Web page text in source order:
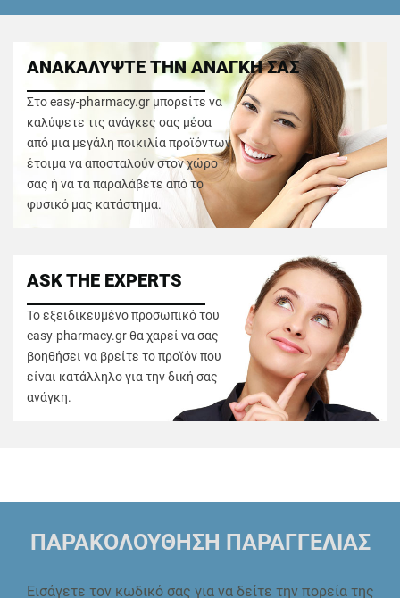
ΑΝΑΚΑΛΥΨΤΕ ΤΗΝ ΑΝΑΓΚΗ ΣΑΣ
Στο easy-pharmacy.gr μπορείτε να
καλύψετε τις ανάγκες σας μέσα
από μια μεγάλη ποικιλία προϊόντων
έτοιμα να αποσταλούν στον χώρο
σας ή να τα παραλάβετε από το
φυσικό μας κατάστημα.
ASK THE EXPERTS
Το εξειδικευμένο προσωπικό του
easy-pharmacy.gr θα χαρεί να σας
βοηθήσει να βρείτε το προϊόν που
είναι κατάλληλο για την δική σας
ανάγκη.
ΠΑΡΑΚΟΛΟΥΘΗΣΗ ΠΑΡΑΓΓΕΛΙΑΣ
Εισάγετε τον κωδικό σας για να δείτε την πορεία της